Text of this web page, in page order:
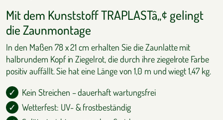
Mit dem Kunststoff TRAPLASTâ„¢ gelingt
die Zaunmontage
In den Maßen 78 x 21 cm erhalten Sie die Zaunlatte mit
halbrundem Kopf in Ziegelrot, die durch ihre ziegelrote Farbe
positiv auffällt. Sie hat eine Länge von 1,0 m und wiegt 1,47 kg.
Kein Streichen – dauerhaft wartungsfrei
Wetterfest: UV- & frostbeständig